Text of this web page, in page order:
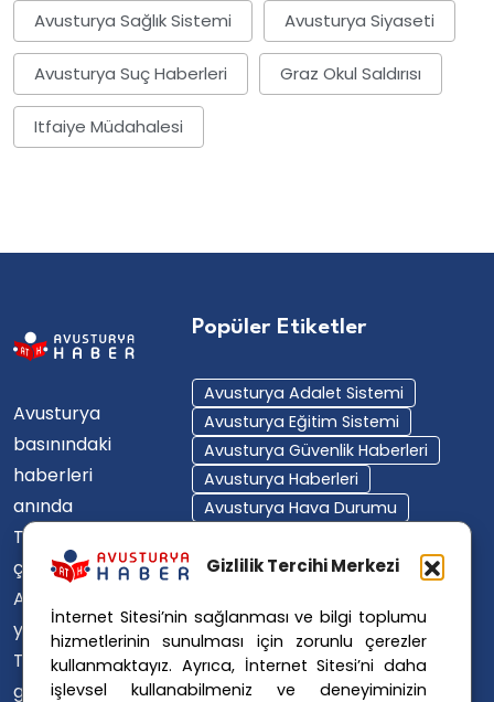
Gizlilik Tercihi Merkezi
İnternet Sitesi’nin sağlanması ve bilgi toplumu
hizmetlerinin sunulması için zorunlu çerezler
kullanmaktayız. Ayrıca, İnternet Sitesi’ni daha
işlevsel kullanabilmeniz ve deneyiminizin
Avusturya Sağlık Sistemi Avusturya Siyaseti
Avusturya Suç Haberleri Graz Okul Saldırısı
Itfaiye Müdahalesi
Avusturya
basınındaki
haberleri
anında
Türkçe'ye
çevirerek,
Avusturya'da
yaşayan
Türklerin ülke
gündemini
Popüler Etiketler
Avusturya Adalet Sistemi
Avusturya Eğitim Sistemi
Avusturya Güvenlik Haberleri
Avusturya Haberleri
Avusturya Hava Durumu
Avusturya Polisi
Avusturya Polis Soruşturması
Avusturya Sağlık Sistemi
Avusturya Siyaseti